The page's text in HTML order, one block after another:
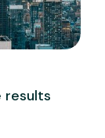
results